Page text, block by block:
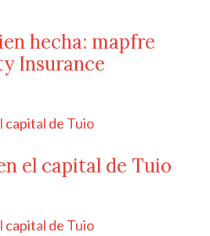
hecha: mapfre
Insurance
el capital de Tuio